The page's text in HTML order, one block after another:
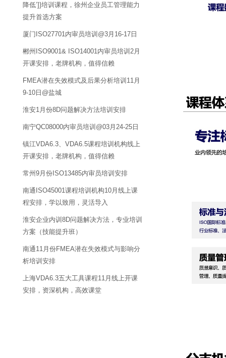
降低’]}培训课程，徐州企业员工管理能力
提升首选方案
厦门ISO27701内审员培训@3月16-17日
郴州ISO9001& ISO14001内审员培训2月
开课安排，老牌机构，值得信赖
FMEA潜在失效模式及后果分析培训11月
9-10日@盐城
淮安1月份8D问题解决方法培训安排
南宁QC08000内审员培训@03月24-25日
镇江VDA6.3、VDA6.5课程培训机构线上
开课安排，老牌机构，值得信赖
常州9月份ISO13485内审员培训安排
南通ISO45001课程培训机构10月线上课
程安排，学以致用，灵活导入
淮安企业内训8D问题解决方法，专业培训
方案（技能提升班）
南通11月份FMEA潜在失效模式与影响分
析培训安排
上海VDA6.3五大工具课程11月线上开课
安排，资深机构，高效课堂